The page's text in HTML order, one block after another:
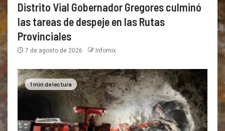
Distrito Vial Gobernador Gregores culminó
las tareas de despeje en las Rutas
Provinciales
7 de agosto de 2026 Infomix
1 min de lectura